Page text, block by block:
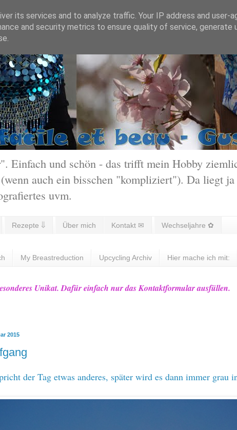
Einfach und schön - das trifft mein Hobby
auch ein bisschen "kompliziert"). Da liegt
uvm.
Rezepte ⇓ Über mich Kontakt ✉ Wechseljahre ✿
My Breastreduction Upcycling Archiv Hier mache ich mit:
Unikat. Dafür einfach nur das Kontaktformular ausfüllen.
2015
der Tag etwas anderes, später wird es dann immer grau
its services and to analyze traffic. Your IP address and user-
and security metrics to ensure quality of service, generate